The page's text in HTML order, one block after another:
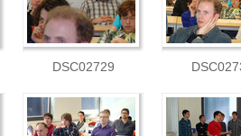
DSC02729